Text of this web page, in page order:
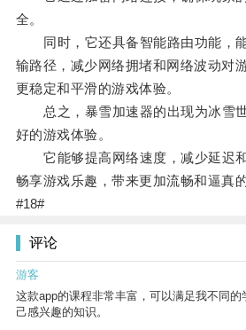
全。
同时，它还具备智能路由功能，
输路径，减少网络拥堵和网络波动对
更稳定和平滑的游戏体验。
总之，暴雪加速器的出现为冰雪
好的游戏体验。
它能够提高网络速度，减少延迟
畅享游戏乐趣，带来更加流畅和逼真
#18#
评论
游客
这款app的课程非常丰富，可以满足我不同的
己感兴趣的知识。